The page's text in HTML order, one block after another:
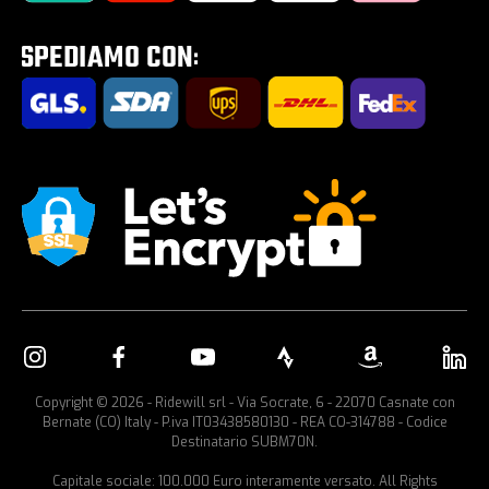
Portabici per auto
Copyright © 2026 - Ridewill srl - Via Socrate, 6 - 22070 Casnate con
Bernate (CO) Italy - P.iva IT03438580130 - REA CO-314788 - Codice
Destinatario SUBM70N.
Capitale sociale: 100.000 Euro interamente versato. All Rights